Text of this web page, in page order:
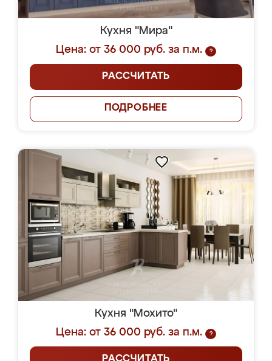
Кухня "Мира"
Цена: от 36 000 руб. за п.м.
?
РАССЧИТАТЬ
ПОДРОБНЕЕ
Кухня "Мохито"
Цена: от 36 000 руб. за п.м.
?